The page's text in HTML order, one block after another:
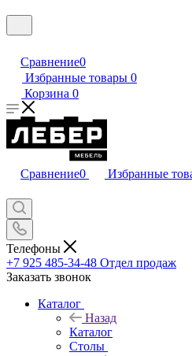
Сравнение0
Избранные товары 0
Корзина 0
Сравнение0 Избранные
Телефоны
+7 925 485-34-48 Отдел продаж
Заказать звонок
Каталог
Назад
Каталог
Столы